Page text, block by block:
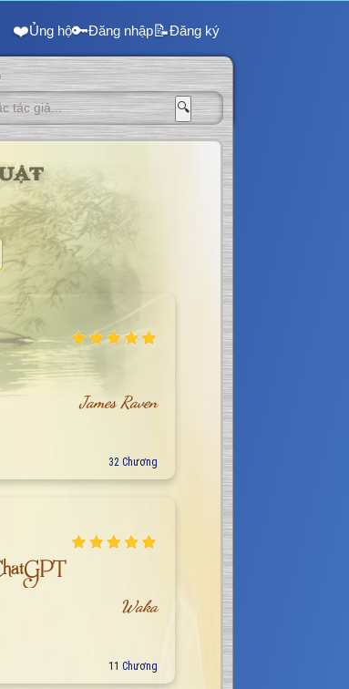
❤️Ủng hộ🔑Đăng nhập📝Đăng ký
🔍
James Raven
32 Chương
Waka
11 Chương